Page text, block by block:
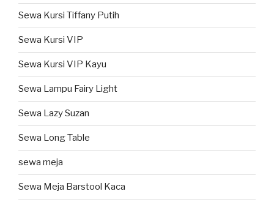
Sewa Kursi Tiffany Putih
Sewa Kursi VIP
Sewa Kursi VIP Kayu
Sewa Lampu Fairy Light
Sewa Lazy Suzan
Sewa Long Table
sewa meja
Sewa Meja Barstool Kaca